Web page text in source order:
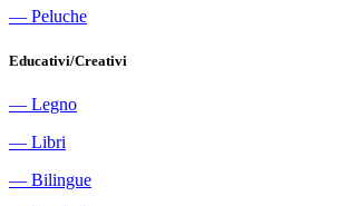
― Peluche
Educativi/Creativi
― Legno
― Libri
― Bilingue